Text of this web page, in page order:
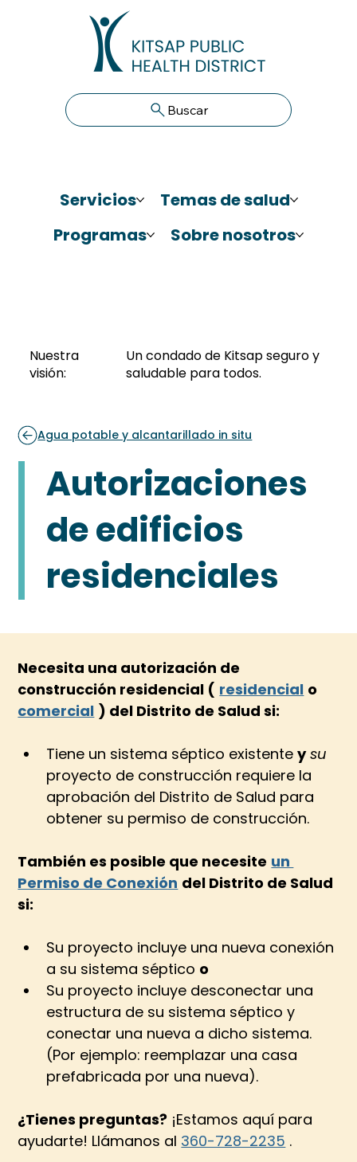
Buscar
Servicios
Temas de salud
Programas
Sobre nosotros
Nuestra
visión:
Un condado de Kitsap seguro y
saludable para todos.
Agua potable y alcantarillado in situ
Autorizaciones
de edificios
residenciales
Necesita una autorización de
construcción residencial ( residencial o
comercial ) del Distrito de Salud si:
Tiene un sistema séptico existente y su
proyecto de construcción requiere la
aprobación del Distrito de Salud para
obtener su permiso de construcción.
También es posible que necesite un
Permiso de Conexión del Distrito de Salud
si:
Su proyecto incluye una nueva conexión
a su sistema séptico o
Su proyecto incluye desconectar una
estructura de su sistema séptico y
conectar una nueva a dicho sistema.
(Por ejemplo: reemplazar una casa
prefabricada por una nueva).
¿Tienes preguntas? ¡Estamos aquí para
ayudarte! Llámanos al 360-728-2235 .